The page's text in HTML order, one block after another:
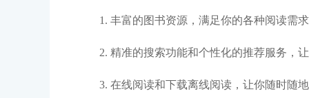
1. 丰富的图书资源，满足你的各种阅读需
2. 精准的搜索功能和个性化的推荐服务，
3. 在线阅读和下载离线阅读，让你随时随